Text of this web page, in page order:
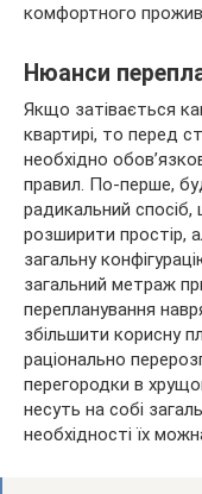
комфортного
Нюанси
Якщо затівається
квартирі, то перед
необхідно
правил. По-перше,
радикальний спосіб,
розширити простір,
загальну
загальний метраж
перепланування
збільшити корисну
раціонально
перегородки в
несуть на собі
необхідності їх